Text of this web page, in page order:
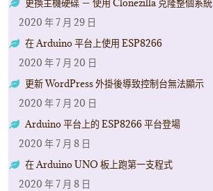
2020 年 7 月 29 日
在 Arduino 平台上使用 ESP8266
2020 年 7 月 20 日
更新 WordPress 外掛後導致控制台無法顯示
2020 年 7 月 20 日
Arduino 平台上的 ESP8266 平台登場
2020 年 7 月 8 日
在 Arduino UNO 板上跑第一支程式
2020 年 7 月 8 日